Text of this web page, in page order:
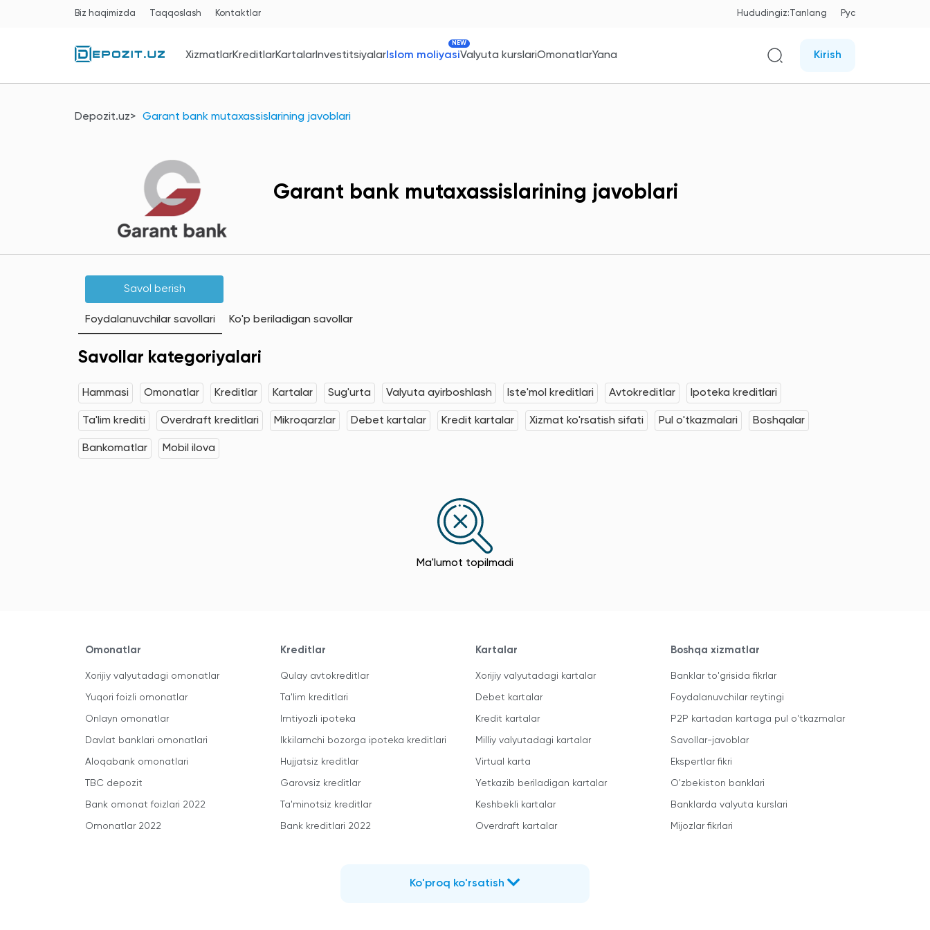
Biz haqimizda Taqqoslash Kontaktlar Hududingiz:Tanlang Рус
XizmatlarKreditlarKartalarInvestitsiyalarIslom moliyasi
NEW
Valyuta kurslariOmonatlarYana Kirish
Depozit.uz Garant bank mutaxassislarining javoblari
Garant bank mutaxassislarining javoblari
Savol berish
Foydalanuvchilar savollari Ko'p beriladigan savollar
Savollar kategoriyalari
Hammasi Omonatlar Kreditlar Kartalar Sug'urta Valyuta ayirboshlash Iste'mol kreditlari Avtokreditlar Ipoteka kreditlari
Ta'lim krediti Overdraft kreditlari Mikroqarzlar Debet kartalar Kredit kartalar Xizmat ko'rsatish sifati Pul o'tkazmalari Boshqalar
Bankomatlar Mobil ilova
Ma'lumot topilmadi
Omonatlar
Xorijiy valyutadagi omonatlar
Yuqori foizli omonatlar
Onlayn omonatlar
Davlat banklari omonatlari
Aloqabank omonatlari
TBC depozit
Bank omonat foizlari 2022
Omonatlar 2022
Kreditlar
Qulay avtokreditlar
Ta'lim kreditlari
Imtiyozli ipoteka
Ikkilamchi bozorga ipoteka kreditlari
Hujjatsiz kreditlar
Garovsiz kreditlar
Ta'minotsiz kreditlar
Bank kreditlari 2022
Kartalar
Xorijiy valyutadagi kartalar
Debet kartalar
Kredit kartalar
Milliy valyutadagi kartalar
Virtual karta
Yetkazib beriladigan kartalar
Keshbekli kartalar
Overdraft kartalar
Boshqa xizmatlar
Banklar to'grisida fikrlar
Foydalanuvchilar reytingi
P2P kartadan kartaga pul o'tkazmalar
Savollar-javoblar
Ekspertlar fikri
O'zbekiston banklari
Banklarda valyuta kurslari
Mijozlar fikrlari
Ko'proq ko'rsatish